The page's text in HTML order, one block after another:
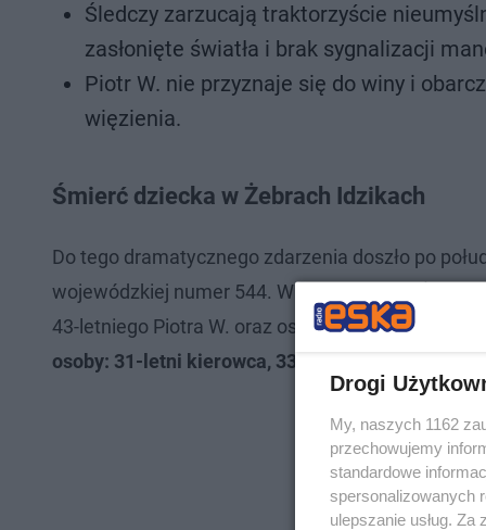
Śledczy zarzucają traktorzyście
zasłonięte światła i brak sygnalizacji
Piotr W. nie przyznaje się do winy i
więzienia.
Śmierć dziecka w Żebrach Idzikach
Do tego dramatycznego zdarzenia doszło po
wojewódzkiej numer 544. W miejscowości Żebry
43-letniego Piotra W. oraz osobowy Volkswagen
osoby: 31-letni kierowca, 33-letnia kobieta oraz
Drogi
My, naszych 1162
przechowujemy
standardowe
spersonalizowanych
ulepszanie usług.